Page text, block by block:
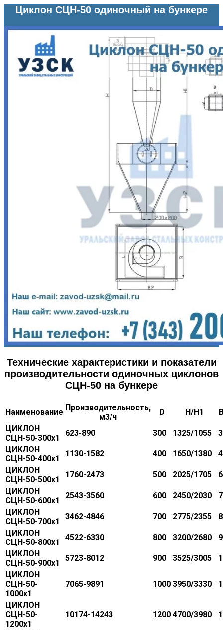
Циклон СЦН-50 одиночный на бункере
Технические характеристики и показатели
производительности одиночных циклонов
СЦН-50 на бункере
Наименование Производительность,
м3/ч
D H/H1
ЦИКЛОН
СЦН-50-300х1
623-890 300 1325/1055
ЦИКЛОН
СЦН-50-400х1
1130-1582 400 1650/1380
ЦИКЛОН
СЦН-50-500х1
1760-2473 500 2025/1705
ЦИКЛОН
СЦН-50-600х1
2543-3560 600 2450/2030
ЦИКЛОН
СЦН-50-700х1
3462-4846 700 2775/2355
ЦИКЛОН
СЦН-50-800х1
4522-6330 800 3200/2680
ЦИКЛОН
СЦН-50-900х1
5723-8012 900 3525/3005
ЦИКЛОН
СЦН-50-
1000х1
7065-9891 1000 3950/3330
ЦИКЛОН
СЦН-50-
1200х1
10174-14243 1200 4700/3980